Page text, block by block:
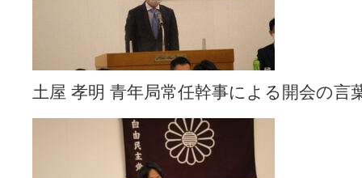
土屋 孝明 青年局常任幹事による開会の言